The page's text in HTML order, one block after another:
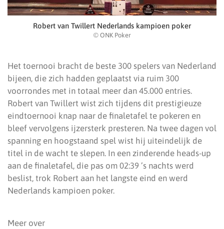
Robert van Twillert Nederlands kampioen poker
© ONK Poker
Het toernooi bracht de beste 300 spelers van Nederland
bijeen, die zich hadden geplaatst via ruim 300
voorrondes met in totaal meer dan 45.000 entries.
Robert van Twillert wist zich tijdens dit prestigieuze
eindtoernooi knap naar de finaletafel te pokeren en
bleef vervolgens ijzersterk presteren. Na twee dagen vol
spanning en hoogstaand spel wist hij uiteindelijk de
titel in de wacht te slepen. In een zinderende heads-up
aan de finaletafel, die pas om 02:39 ’s nachts werd
beslist, trok Robert aan het langste eind en werd
Nederlands kampioen poker.
Meer over